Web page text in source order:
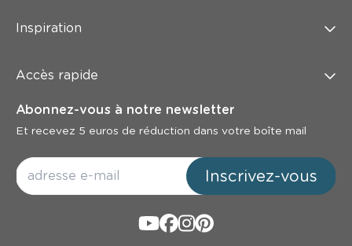
Inspiration
Accès rapide
Abonnez-vous à notre newsletter
Et recevez 5 euros de réduction dans votre boîte mail
Inscrivez-vous